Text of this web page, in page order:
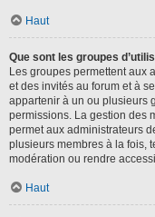
Haut
Que sont les groupes
Les groupes permettent aux
et des invités au forum et à
appartenir à un ou plusieurs
permissions. La gestion des
permet aux administrateurs
plusieurs membres à la fois,
modération ou rendre
Haut